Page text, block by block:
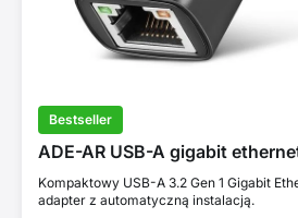
Bestseller
ADE-AR USB-A gigabit
Kompaktowy USB-A 3.2 Gen 1 Gigabit
adapter z automatyczną instalacją.